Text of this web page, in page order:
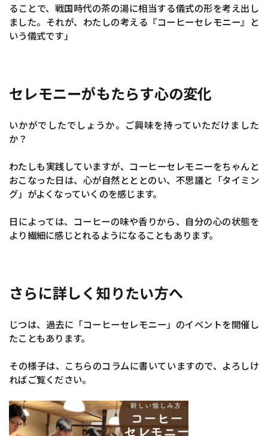
ることで、戦国時代の茶の湯に相当する儀式の形を考え出し
ました。それが、わたしの考える『コーヒーセレモニー』と
いう儀式です」
セレモニーがもたらす心の変化
いかがでしたでしょうか。ご興味を持っていただけました
か？
わたしも実践していますが、コーヒーセレモニーをちゃんと
おこなった日は、心が自然とととのい、不思議と「タイミン
グ」がよくなっていくのを感じます。
日によっては、コーヒーの味や香りから、自分の心の状態を
より繊細に感じとれるようになることもあります。
さらに詳しく知りたい方へ
じつは、過去に「コーヒーセレモニー」のイベントを開催し
たこともあります。
その様子は、こちらのコラムに書いていますので、よろしけ
ればご覧ください。